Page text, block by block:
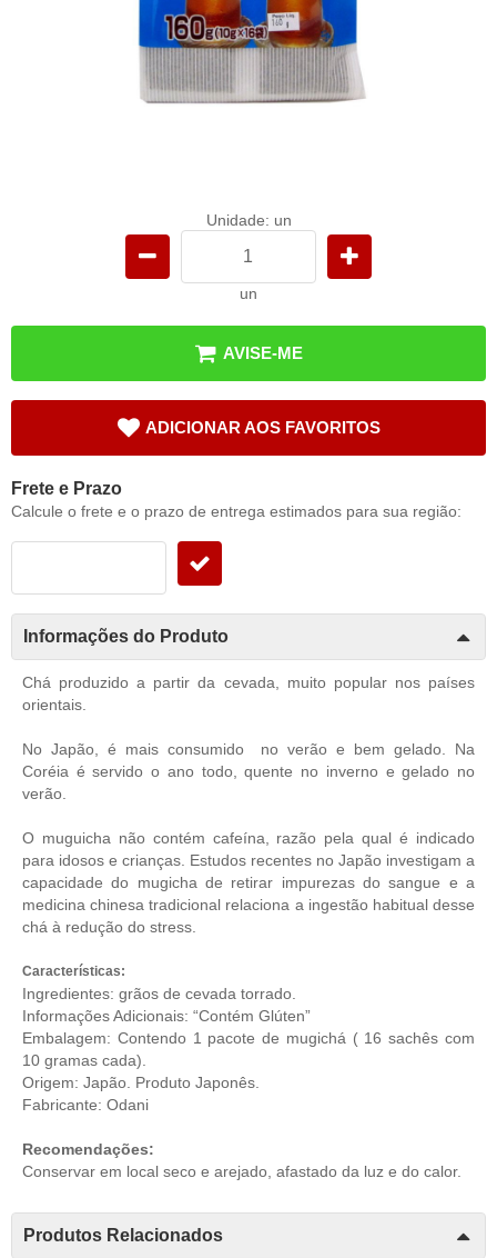
Unidade: un
un
AVISE-ME
ADICIONAR AOS FAVORITOS
Frete e Prazo
Calcule o frete e o prazo de entrega estimados para sua região:
Informações do Produto
Chá produzido a partir da cevada, muito popular nos países
orientais.
No Japão, é mais consumido no verão e bem gelado. Na
Coréia é servido o ano todo, quente no inverno e gelado no
verão.
O muguicha não contém cafeína, razão pela qual é indicado
para idosos e crianças. Estudos recentes no Japão investigam a
capacidade do mugicha de retirar impurezas do sangue e a
medicina chinesa tradicional relaciona a ingestão habitual desse
chá à redução do stress.
Características:
Ingredientes: grãos de cevada torrado.
Informações Adicionais: “Contém Glúten”
Embalagem: Contendo 1 pacote de mugichá ( 16 sachês com
10 gramas cada).
Origem: Japão. Produto Japonês
Fabricante: Odani
Recomendações:
Conservar em local seco e arejado, afastado da luz e do calor.
Produtos Relacionados